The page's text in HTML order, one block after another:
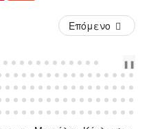
Επόμενο
PREVNEXT
❚❚